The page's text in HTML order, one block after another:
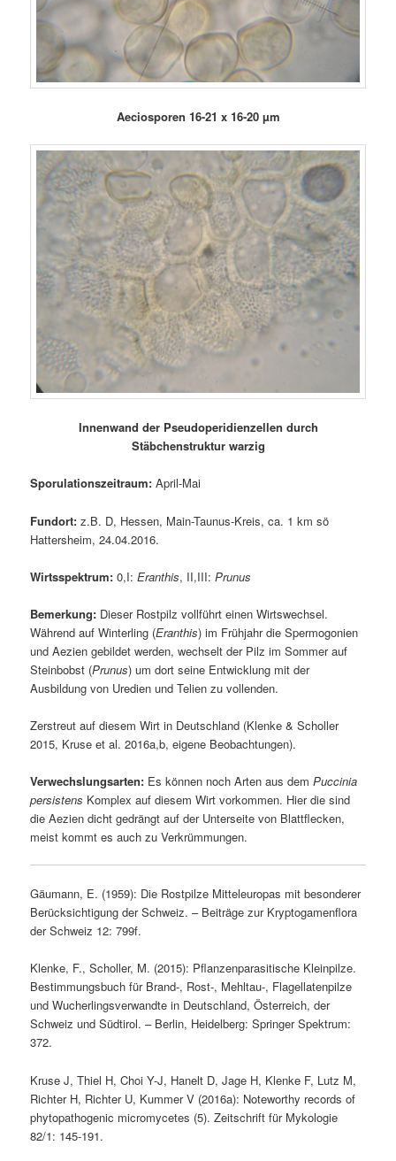
Aeciosporen 16-21 x 16-20 µm
Innenwand der Pseudoperidienzellen durch
Stäbchenstruktur warzig
Sporulationszeitraum: April-Mai
Fundort: z.B. D, Hessen, Main-Taunus-Kreis, ca. 1 km sö
Hattersheim, 24.04.2016.
Wirtsspektrum:0,I:Eranthis, II,III: Prunus
Bemerkung: Dieser Rostpilz vollführt einen Wirtswechsel.
Während auf Winterling (Eranthis) im Frühjahr die Spermogonien
und Aezien gebildet werden, wechselt der Pilz im Sommer auf
Steinbobst (Prunus) um dort seine Entwicklung mit der
Ausbildung von Uredien und Telien zu vollenden.
Zerstreut auf diesem Wirt in Deutschland (Klenke & Scholler
2015, Kruse et al. 2016a,b, eigene Beobachtungen).
Verwechslungsarten: Es können noch Arten aus demPuccinia
persistens Komplex auf diesem Wirt vorkommen. Hier die sind
die Aezien dicht gedrängt auf der Unterseite von Blattflecken,
meist kommt es auch zu Verkrümmungen.
Gäumann, E. (1959): Die Rostpilze Mitteleuropas mit besonderer
Berücksichtigung der Schweiz. – Beiträge zur Kryptogamenflora
der Schweiz 12: 799f.
Klenke, F., Scholler, M. (2015): Pflanzenparasitische Kleinpilze.
Bestimmungsbuch für Brand-, Rost-, Mehltau-, Flagellatenpilze
und Wucherlingsverwandte in Deutschland, Österreich, der
Schweiz und Südtirol. – Berlin, Heidelberg: Springer Spektrum:
372.
Kruse J, Thiel H, Choi Y-J, Hanelt D, Jage H, Klenke F, Lutz M,
Richter H, Richter U, Kummer V (2016a): Noteworthy records of
phytopathogenic micromycetes (5). Zeitschrift für Mykologie
82/1: 145-191.